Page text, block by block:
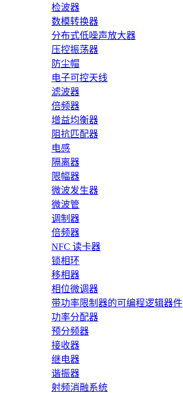
检波器
数模转换器
分布式低噪声放大器
压控振荡器
防尘帽
电子可控天线
滤波器
倍频器
增益均衡器
阻抗匹配器
电感
隔离器
限幅器
微波发生器
微波管
调制器
倍频器
NFC 读卡器
锁相环
移相器
相位微调器
带功率限制器的可编程逻辑器件
功率分配器
预分频器
接收器
继电器
谐振器
射频消融系统